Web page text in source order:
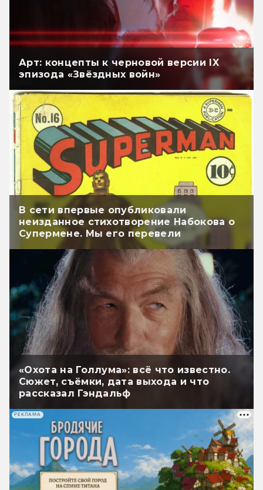
Арт: концепты к черновой версии IX
эпизода «Звёздных войн»
В сети впервые опубликовали
неизданное стихотворение Набокова о
Супермене. Мы его перевели
«Охота на Голлума»: всё что известно.
Сюжет, съёмки, дата выхода и что
рассказал Гэндальф
РЕКЛАМА